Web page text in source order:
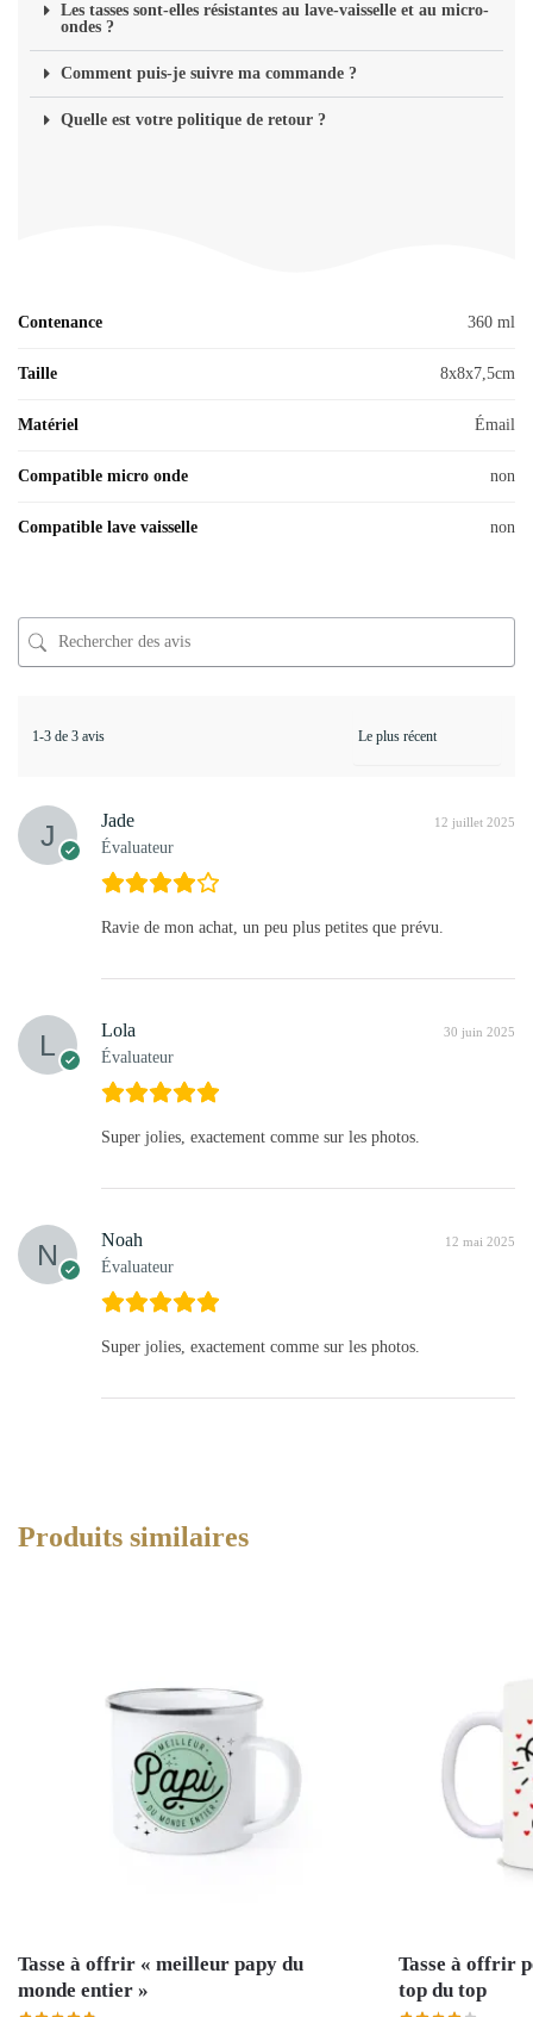
Les tasses sont-elles résistantes au lave-vaisselle et au micro-
ondes ?
Comment puis-je suivre ma commande ?
Quelle est votre politique de retour ?
Contenance 360 ml
Taille 8x8x7,5cm
Matériel Émail
Compatible micro onde non
Compatible lave vaisselle non
1-3 de 3 avis
Jade
Évaluateur
12 juillet 2025
Ravie de mon achat, un peu plus petites que prévu.
Lola
Évaluateur
30 juin 2025
Super jolies, exactement comme sur les photos.
Noah
Évaluateur
12 mai 2025
Super jolies, exactement comme sur les photos.
Produits similaires
Tasse à offrir « meilleur papy du
monde entier »
Tasse à offrir
top du top